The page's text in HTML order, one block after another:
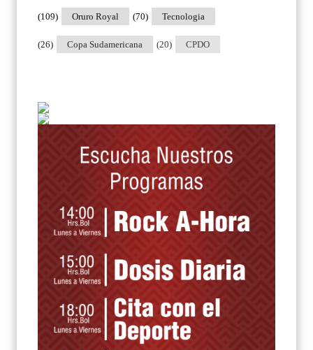
Oruro Royal
(109) Tecnologia
(70)
Copa Sudamericana
(26) CPDO
(20)